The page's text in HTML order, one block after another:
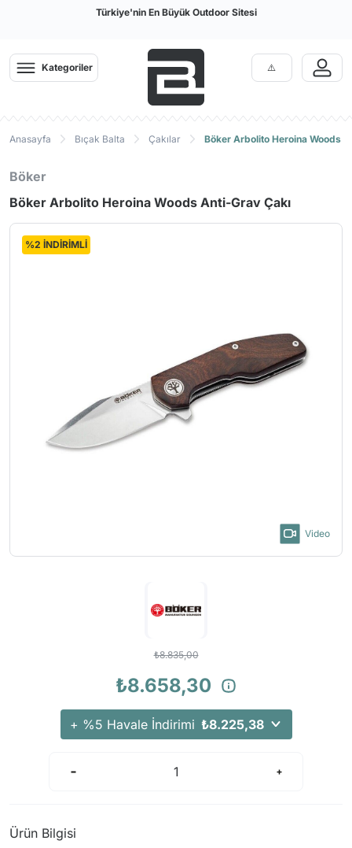
Türkiye'nin En Büyük Outdoor Sitesi
Kategoriler
Anasayfa Bıçak Balta Çakılar Böker Arbolito Heroina Woods
Böker
Böker Arbolito Heroina Woods Anti-Grav Çakı
%2 İNDİRİMLİ
Video
₺8.835,00
₺8.658,30
+ %5 Havale İndirimi ₺8.225,38
Ürün Bilgisi